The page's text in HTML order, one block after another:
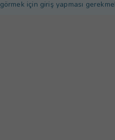
görmek için giriş yapması